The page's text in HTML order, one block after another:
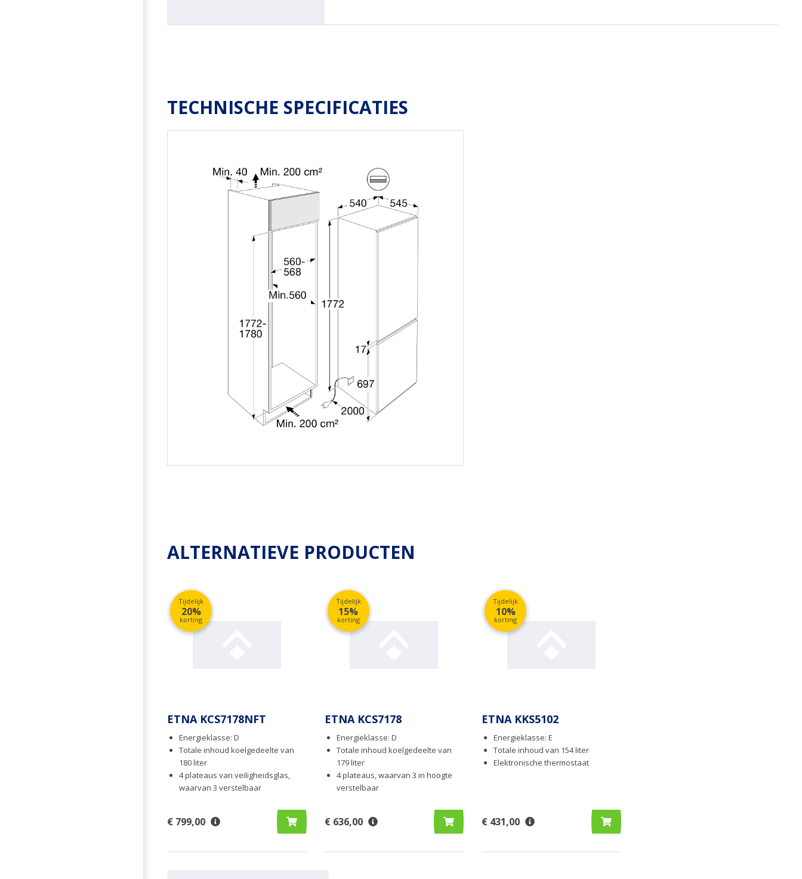
TECHNISCHE SPECIFICATIES
ALTERNATIEVE PRODUCTEN
Tijdelijk
20%
korting
ETNA KCS7178NFT
Energieklasse: D
Totale inhoud koelgedeelte van
180 liter
4 plateaus van veiligheidsglas,
waarvan 3 verstelbaar
€ 799,00
Tijdelijk
15%
korting
ETNA KCS7178
Energieklasse: D
Totale inhoud koelgedeelte van
179 liter
4 plateaus, waarvan 3 in hoogte
verstelbaar
€ 636,00
Tijdelijk
10%
korting
ETNA KKS5102
Energieklasse: E
Totale inhoud van 154 liter
Elektronische thermostaat
€ 431,00